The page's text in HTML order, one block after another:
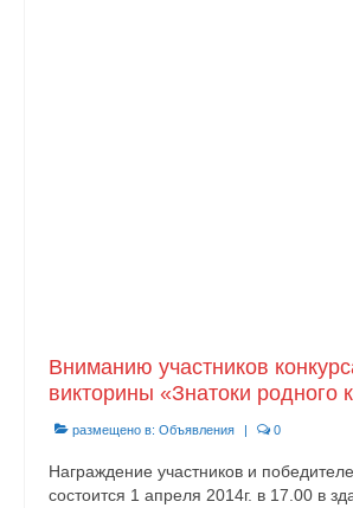
Вниманию участников
викторины «Знатоки родного
размещено в: Объявления | 0
Награждение участников и
состоится 1 апреля 2014г. в 17.00 в